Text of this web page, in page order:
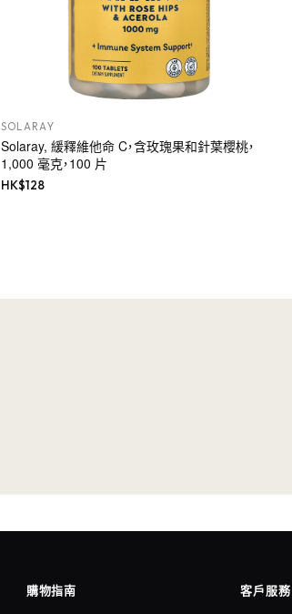
SOLARAY
Solaray, 緩釋維他命 C，含玫瑰果和針葉櫻桃，
1,000 毫克，100 片
HK$128
購物指南 客戶服務